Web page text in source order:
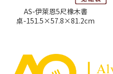
AS-伊萊恩5尺橡木書
桌-151.5×57.8×81.2cm